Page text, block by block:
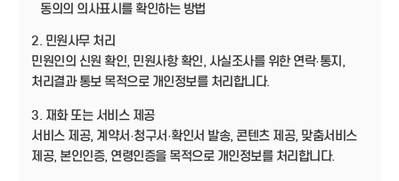
동의의 의사표시를 확인하는 방법
2. 민원사무 처리
민원인의 신원 확인, 민원사항 확인, 사실조사를 위한 연락·통지,
처리결과 통보 목적으로 개인정보를 처리합니다.
3. 재화 또는 서비스 제공
서비스 제공, 계약서·청구서·확인서 발송, 콘텐츠 제공, 맞춤서비스
제공, 본인인증, 연령인증을 목적으로 개인정보를 처리합니다.